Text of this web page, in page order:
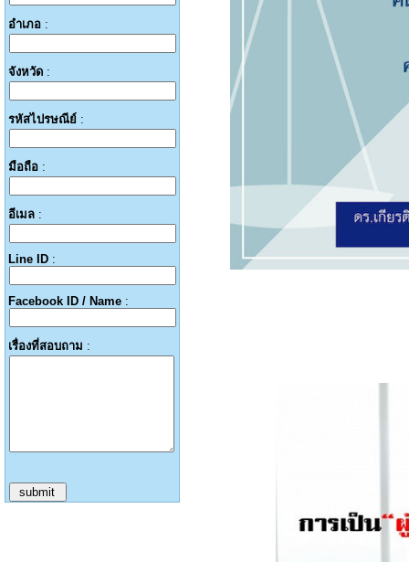
อำเภอ :
จังหวัด :
รหัสไปรษณีย์ :
มือถือ :
อีเมล :
Line ID :
Facebook ID / Name :
เรื่องที่สอบถาม :